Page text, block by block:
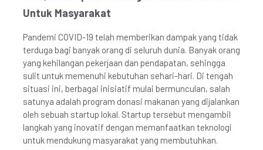
Untuk Masyarakat
Pandemi COVID-19 telah memberikan dampak yang tidak
terduga bagi banyak orang di seluruh dunia. Banyak orang
yang kehilangan pekerjaan dan pendapatan, sehingga
sulit untuk memenuhi kebutuhan sehari-hari. Di tengah
situasi ini, berbagai inisiatif mulai bermunculan, salah
satunya adalah program donasi makanan yang dijalankan
oleh sebuah startup lokal. Startup tersebut mengambil
langkah yang inovatif dengan memanfaatkan teknologi
untuk mendukung masyarakat yang membutuhkan.